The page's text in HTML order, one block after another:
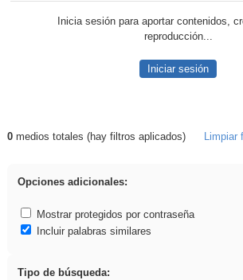
Inicia sesión para aportar contenidos,
reproducción...
Iniciar sesión
Resultados de: 3ESO
0medios totales (hay filtros aplicados) Limpiar
Opciones adicionales:
Mostrar protegidos por contraseña
Incluir palabras similares
Tipo de búsqueda: